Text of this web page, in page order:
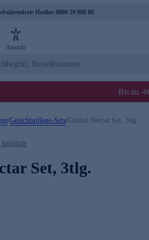
Hotline 0800 29 888 88
Ansicht
Bis zu -
/Gesichtspflege-Sets/Golden Nectar Set, 3tlg.
Set, 3tlg.